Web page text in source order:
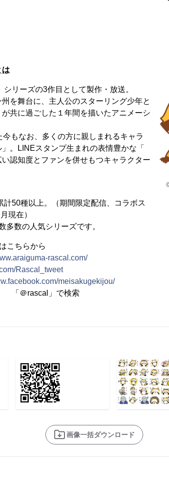
は
リーズの3作目として製作・放送。
を舞台に、主人公のスターリング少年と
共に過ごした１年間を描いたアニメーシ
もなお、多くの方に親しまれるキャラ
。LINEスタンプ生まれの表情豊かな「
認知度とファンを併せもつキャラクター
計50種以上。（期間限定配信、コラボス
現在）
多数の人気シリーズです。
こちらから
rascal.com/
Rascal_tweet
meisakugekijou/
＠rascal」で検索
画像一括ダウンロード